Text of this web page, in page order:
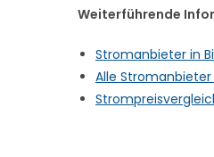
Weiterführende
Stromanbieter in
Alle